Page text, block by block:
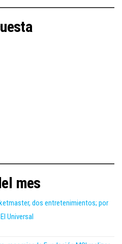
mes
dos entretenimientos; por
Universal